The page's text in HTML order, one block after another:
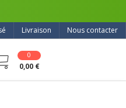
Nous contacter
Livraison
0
0,00 €